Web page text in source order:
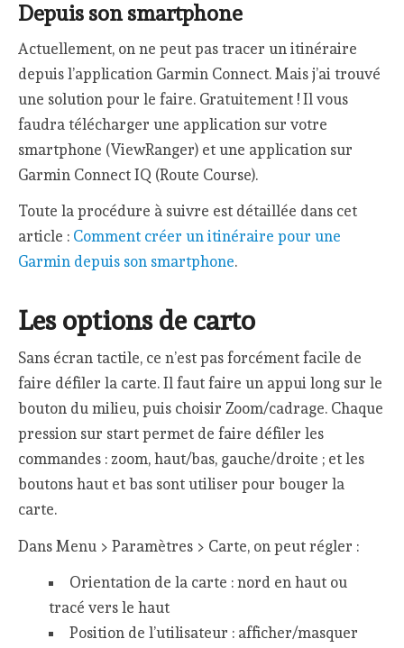
Depuis son smartphone
Actuellement, on ne peut pas tracer un itinéraire
depuis l’application Garmin Connect. Mais j’ai trouvé
une solution pour le faire. Gratuitement ! Il vous
faudra télécharger une application sur votre
smartphone (ViewRanger) et une application sur
Garmin Connect IQ (Route Course).
Toute la procédure à suivre est détaillée dans cet
article : Comment créer un itinéraire pour une
Garmin depuis son smartphone.
Les options de carto
Sans écran tactile, ce n’est pas forcément facile de
faire défiler la carte. Il faut faire un appui long sur le
bouton du milieu, puis choisir Zoom/cadrage. Chaque
pression sur start permet de faire défiler les
commandes : zoom, haut/bas, gauche/droite ; et les
boutons haut et bas sont utiliser pour bouger la
carte.
Dans Menu > Paramètres > Carte, on peut régler :
Orientation de la carte : nord en haut ou
tracé vers le haut
Position de l’utilisateur : afficher/masquer